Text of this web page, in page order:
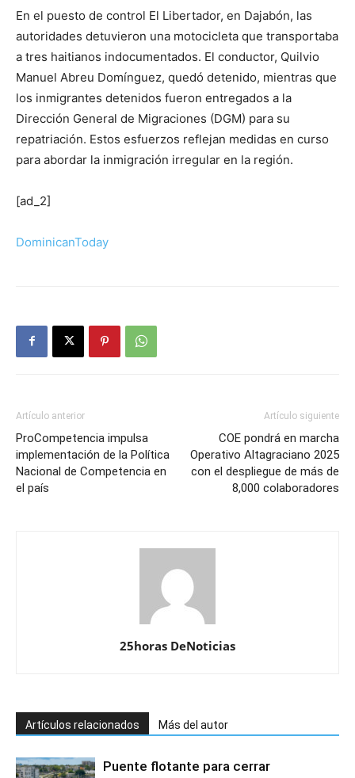
En el puesto de control El Libertador, en Dajabón, las
autoridades detuvieron una motocicleta que transportaba
a tres haitianos indocumentados. El conductor, Quilvio
Manuel Abreu Domínguez, quedó detenido, mientras que
los inmigrantes detenidos fueron entregados a la
Dirección General de Migraciones (DGM) para su
repatriación. Estos esfuerzos reflejan medidas en curso
para abordar la inmigración irregular en la región.
[ad_2]
DominicanToday
Artículo anterior
ProCompetencia impulsa
implementación de la Política
Nacional de Competencia en
el país
Artículo siguiente
COE pondrá en marcha
Operativo Altagraciano 2025
con el despliegue de más de
8,000 colaboradores
25horas DeNoticias
Artículos relacionados Más del autor
Puente flotante para cerrar